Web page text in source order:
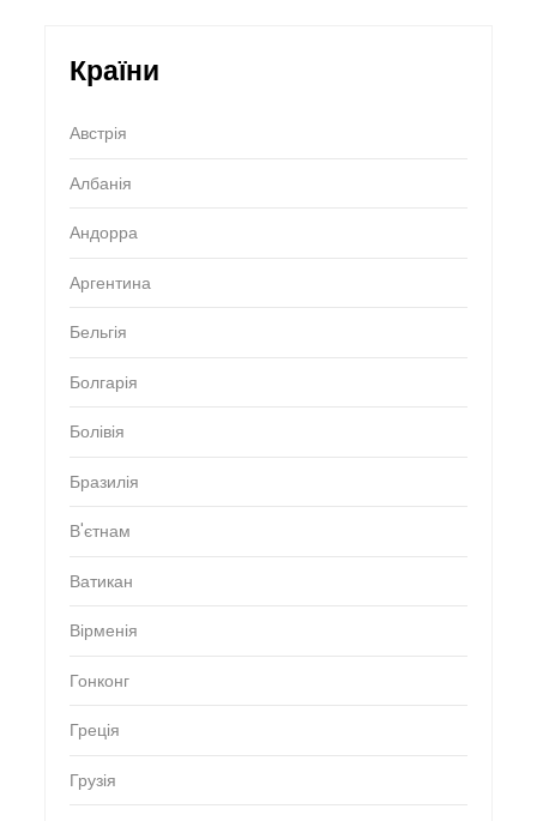
Країни
Австрія
Албанія
Андорра
Аргентина
Бельгія
Болгарія
Болівія
Бразилія
В'єтнам
Ватикан
Вірменія
Гонконг
Греція
Грузія